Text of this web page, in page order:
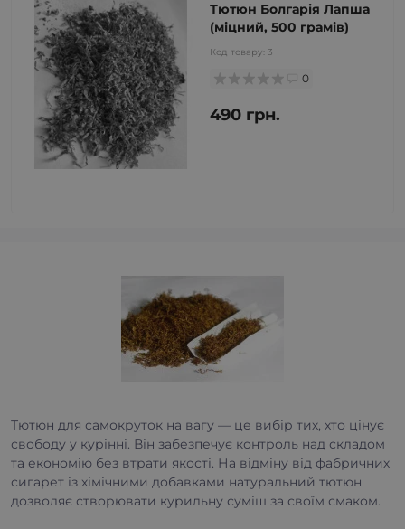
Тютюн Болгарія Лапша
(міцний, 500 грамів)
Код товару: 3
0
490 грн.
Тютюн для самокруток на вагу — це вибір тих, хто цінує
свободу у курінні. Він забезпечує контроль над складом
та економію без втрати якості. На відміну від фабричних
сигарет із хімічними добавками натуральний тютюн
дозволяє створювати курильну суміш за своїм смаком.